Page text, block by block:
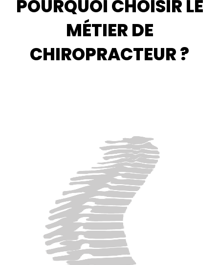
POURQUOI CHOISIR LE
MÉTIER DE
CHIROPRACTEUR ?